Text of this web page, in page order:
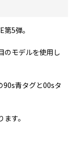
5弾。
のモデルを使用し
90s青タグと00sタ
す。